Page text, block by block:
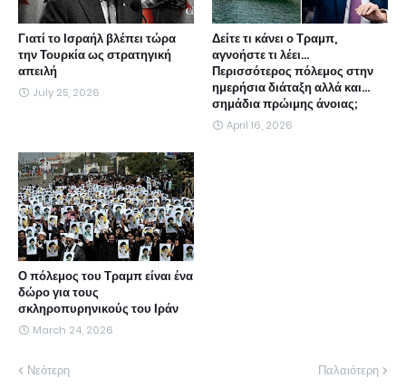
Γιατί το Ισραήλ βλέπει τώρα
την Τουρκία ως στρατηγική
απειλή
July 25, 2026
Δείτε τι κάνει ο Τραμπ,
αγνοήστε τι λέει...
Περισσότερος πόλεμος στην
ημερήσια διάταξη αλλά και...
σημάδια πρώιμης άνοιας;
April 16, 2026
Ο πόλεμος του Τραμπ είναι ένα
δώρο για τους
σκληροπυρηνικούς του Ιράν
March 24, 2026
Νεότερη Παλαιότερη